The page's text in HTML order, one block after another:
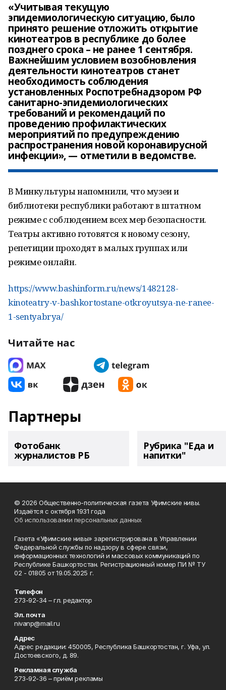
«Учитывая текущую
эпидемиологическую ситуацию, было
принято решение отложить открытие
кинотеатров в республике до более
позднего срока – не ранее 1 сентября.
Важнейшим условием возобновления
деятельности кинотеатров станет
необходимость соблюдения
установленных Роспотребнадзором РФ
санитарно-эпидемиологических
требований и рекомендаций по
проведению профилактических
мероприятий по предупреждению
распространения новой коронавирусной
инфекции», — отметили в ведомстве.
В Минкультуры напомнили, что музеи и
библиотеки республики работают в штатном
режиме с соблюдением всех мер безопасности.
Театры активно готовятся к новому сезону,
репетиции проходят в малых группах или
режиме онлайн.
https://www.bashinform.ru/news/1482128-
kinoteatry-v-bashkortostane-otkroyutsya-ne-ranee-
1-sentyabrya/
Читайте нас
Партнеры
Фотобанк
журналистов РБ
Рубрика "Еда и
напитки"
© 2026 Общественно-политическая газета Уфимские нивы.
Издаётся с октября 1931 года
Об использовании персональных данных
Газета «Уфимские нивы» зарегистрирована в Управлении
Федеральной службы по надзору в сфере связи,
информационных технологий и массовых коммуникаций по
Республике Башкортостан. Регистрационный номер ПИ № ТУ
02 - 01805 от 19.05.2025 г.
Телефон
273-92-34 – гл. редактор
Эл. почта
nivanp@mail.ru
Адрес
Адрес редакции: 450005, Республика Башкортостан, г. Уфа, ул.
Достоевского, д. 89.
Рекламная служба
273-92-36 – приём рекламы